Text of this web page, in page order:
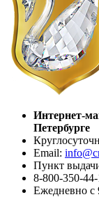
Интернет-
Петербурге
Email:
Пункт
8-800-350-
Ежедневно с